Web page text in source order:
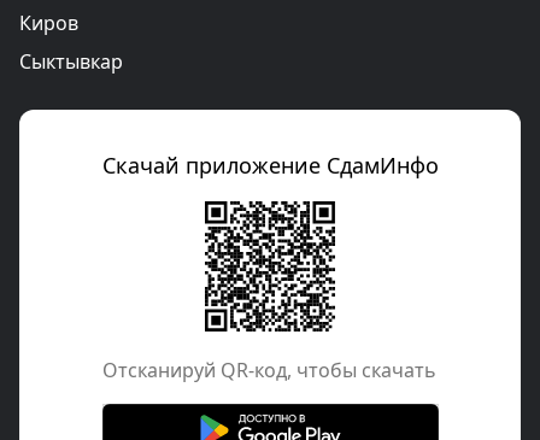
Киров
Сыктывкар
Скачай приложение СдамИнфо
Отcканируй QR-код, чтобы скачать